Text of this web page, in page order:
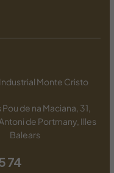
Monte Cristo
de na Maciana, 31,
de Portmany, Illes
Balears
74